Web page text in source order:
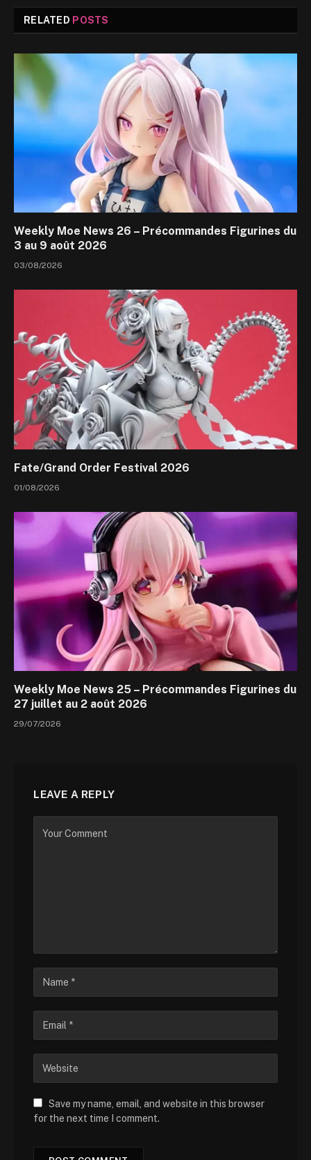
RELATED POSTS
Weekly Moe News 26 – Précommandes Figurines du
3 au 9 août 2026
03/08/2026
Fate/Grand Order Festival 2026
01/08/2026
Weekly Moe News 25 – Précommandes Figurines du
27 juillet au 2 août 2026
29/07/2026
LEAVE A REPLY
Save my name, email, and website in this browser
for the next time I comment.